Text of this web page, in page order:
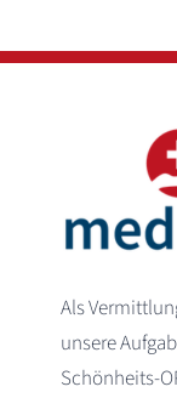
Als
unsere
Schönheits-